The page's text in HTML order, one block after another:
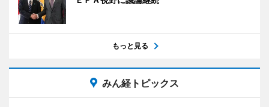
もっと見る
みん経トピックス